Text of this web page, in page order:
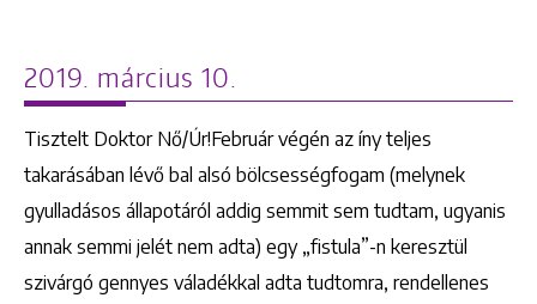
2019. március 10.
Tisztelt Doktor Nő/Úr!Február végén az íny teljes
takarásában lévő bal alsó bölcsességfogam (melynek
gyulladásos állapotáról addig semmit sem tudtam, ugyanis
annak semmi jelét nem adta) egy „fistula”-n keresztül
szivárgó gennyes váladékkal adta tudtomra, rendellenes